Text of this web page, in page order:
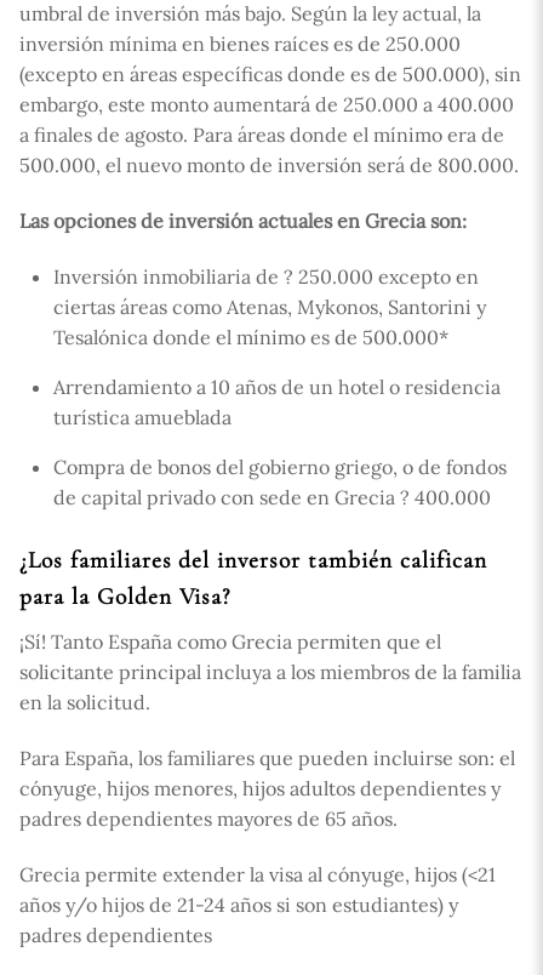
umbral de inversión más bajo. Según la ley actual, la
inversión mínima en bienes raíces es de 250.000
(excepto en áreas específicas donde es de 500.000), sin
embargo, este monto aumentará de 250.000 a 400.000
a finales de agosto. Para áreas donde el mínimo era de
500.000, el nuevo monto de inversión será de 800.000.
Las opciones de inversión actuales en Grecia son:
Inversión inmobiliaria de ? 250.000 excepto en
ciertas áreas como Atenas, Mykonos, Santorini y
Tesalónica donde el mínimo es de 500.000*
Arrendamiento a 10 años de un hotel o residencia
turística amueblada
Compra de bonos del gobierno griego, o de fondos
de capital privado con sede en Grecia ? 400.000
¿Los familiares del inversor también califican
para la Golden Visa?
¡Sí! Tanto España como Grecia permiten que el
solicitante principal incluya a los miembros de la familia
en la solicitud.
Para España, los familiares que pueden incluirse son: el
cónyuge, hijos menores, hijos adultos dependientes y
padres dependientes mayores de 65 años.
Grecia permite extender la visa al cónyuge, hijos (<21
años y/o hijos de 21-24 años si son estudiantes) y
padres dependientes